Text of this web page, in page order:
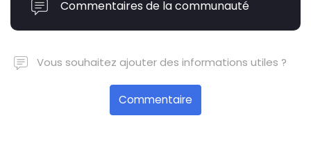
Commentaires de la communauté
Vous souhaitez ajouter des informations utiles ?
Commentaire